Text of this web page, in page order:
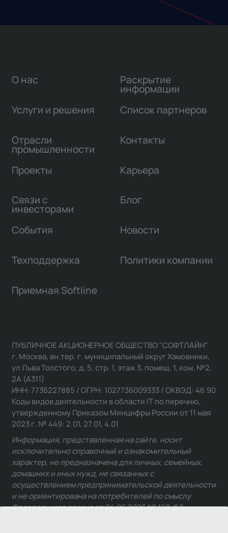
О нас
Услуги и решения
Отрасли
промышленности
Проекты
Связи с
инвесторами
Раскрытие
информации
Список партнеров
Контакты
Карьера
Блог
События Новости
Техподдержка Политики компании
Приемная Softline
ПУБЛИЧНОЕ АКЦИОНЕРНОЕ ОБЩЕСТВО "СОФТЛАЙН"
г. Москва, вн.тер. г. муниципальный округ Хамовники,
ул Льва Толстого, д. 5, стр. 1, этаж 3, помещ. 1, ком. №2,
2А (А311)
ИНН: 7736227885 / ОГРН: 1027736009333 / ОКВЭД: 46.90
Коды видов деятельности в области IT по перечню,
утвержденному Приказом Минцифры России от 11 мая
2023 г. № 449: 2.01, 27.01, 4.01
Информация, представленная на сайте, носит
исключительно справочный и ознакомительный
характер, не предназначена для личных, семейных,
домашних и иных нужд, не связанных с
осуществлением предпринимательской деятельности
и не ориентирована на потребителей по смыслу
Федерального закона от 24.06.2025 № 168-ФЗ.